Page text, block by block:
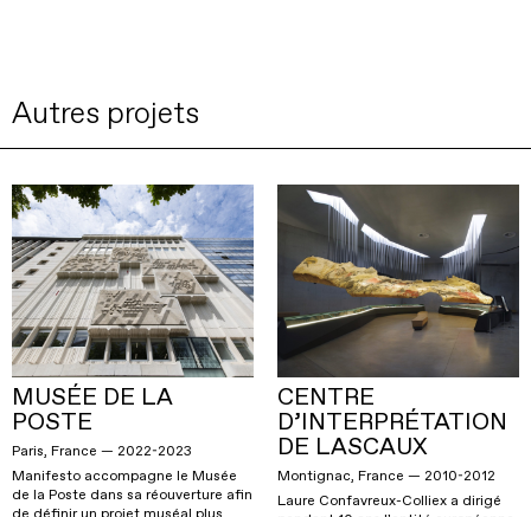
Autres projets
MUSÉE DE LA
POSTE
Paris, France — 2022-2023
Manifesto accompagne le Musée
de la Poste dans sa réouverture afin
CENTRE
D’INTERPRÉTATION
DE LASCAUX
Montignac, France — 2010-2012
Laure Confavreux-Colliex a dirigé